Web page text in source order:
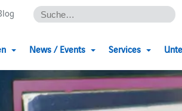
News / Events Services